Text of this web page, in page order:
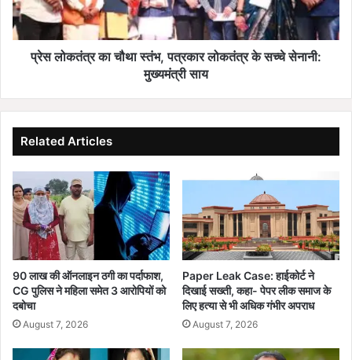
t
i
e
r
T
o
u
m
:
प
ट
का
चौ
था
का
र
लो
क
तं
त्र
च्चे
से
ना
नी
मु
प्रेस लोकतंत्र का चौथा स्तंभ, पत्रकार लोकतंत्र के सच्चे सेनानी:
मुख्यमंत्री साय
Related Articles
90 लाख की ऑनलाइन ठगी का पर्दाफाश,
CG पुलिस ने महिला समेत 3 आरोपियों को
दबोचा
August 7, 2026
Paper Leak Case: हाईकोर्ट ने
दिखाई सख्ती, कहा- पेपर लीक समाज के
लिए हत्या से भी अधिक गंभीर अपराध
August 7, 2026